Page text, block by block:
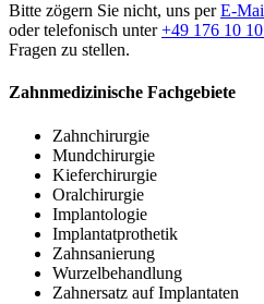
Bitte zögern Sie nicht, uns perE-
oder telefonisch unter+49 176 10
Fragen zu stellen.
Zahnmedizinische Fachgebiete
Zahnchirurgie
Mundchirurgie
Kieferchirurgie
Oralchirurgie
Implantologie
Implantatprothetik
Zahnsanierung
Wurzelbehandlung
Zahnersatz auf Implantaten